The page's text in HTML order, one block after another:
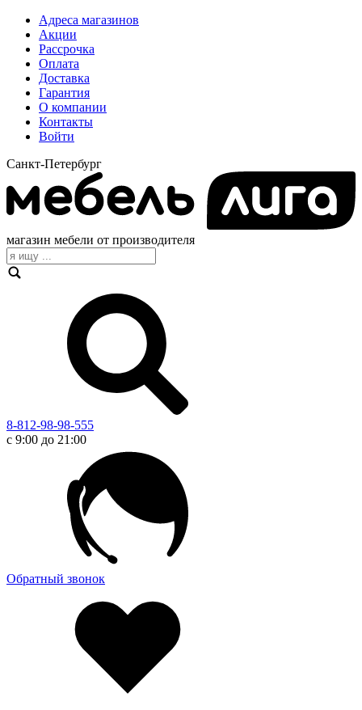
Адреса магазинов
Акции
Рассрочка
Оплата
Доставка
Гарантия
О компании
Контакты
Войти
Санкт-Петербург
магазин мебели от производителя
8-812-98-98-555
с 9:00 до 21:00
Обратный звонок